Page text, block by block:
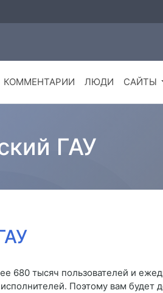
КОММЕНТАРИИ ЛЮДИ САЙТЫ
ГАУ
680 тысяч пользователей и
Поэтому вам будет